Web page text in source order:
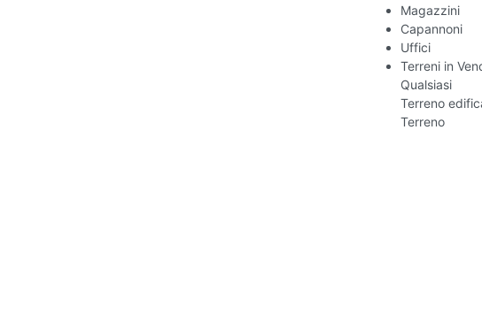
Magazzini
Capannoni
Uffici
Terreni in
Qualsiasi
Terreno
Terreno